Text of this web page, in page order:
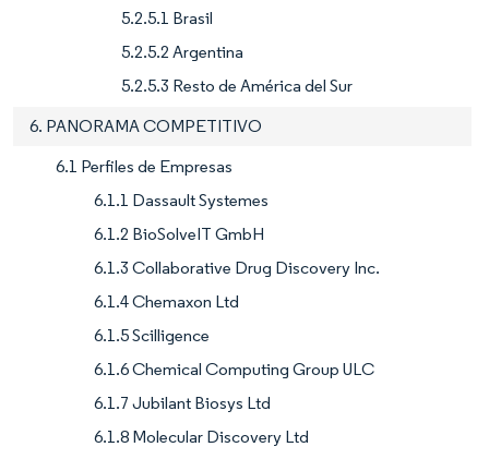
5.2.5.1 Brasil
5.2.5.2 Argentina
5.2.5.3 Resto de América del Sur
6. PANORAMA COMPETITIVO
6.1 Perfiles de Empresas
6.1.1 Dassault Systemes
6.1.2 BioSolveIT GmbH
6.1.3 Collaborative Drug Discovery Inc.
6.1.4 Chemaxon Ltd
6.1.5 Scilligence
6.1.6 Chemical Computing Group ULC
6.1.7 Jubilant Biosys Ltd
6.1.8 Molecular Discovery Ltd